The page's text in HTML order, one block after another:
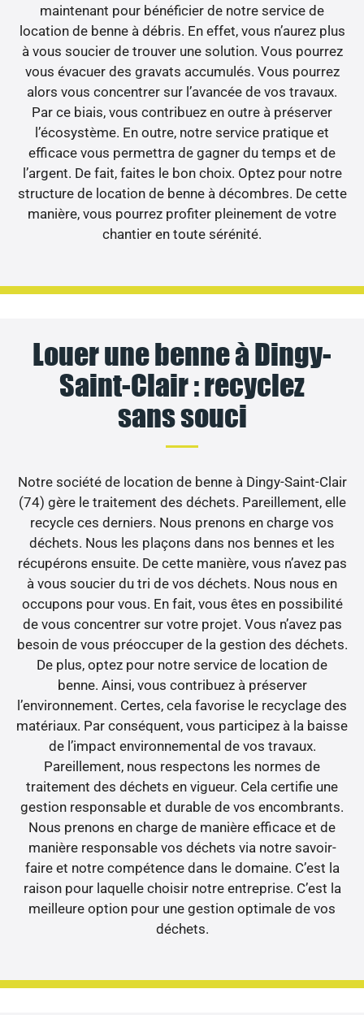
maintenant pour bénéficier de notre service de
location de benne à débris. En effet, vous n’aurez plus
à vous soucier de trouver une solution. Vous pourrez
vous évacuer des gravats accumulés. Vous pourrez
alors vous concentrer sur l’avancée de vos travaux.
Par ce biais, vous contribuez en outre à préserver
l’écosystème. En outre, notre service pratique et
efficace vous permettra de gagner du temps et de
l’argent. De fait, faites le bon choix. Optez pour notre
structure de location de benne à décombres. De cette
manière, vous pourrez profiter pleinement de votre
chantier en toute sérénité.
Louer une benne à Dingy-
Saint-Clair : recyclez
sans souci
Notre société de location de benne à Dingy-Saint-Clair
(74) gère le traitement des déchets. Pareillement, elle
recycle ces derniers. Nous prenons en charge vos
déchets. Nous les plaçons dans nos bennes et les
récupérons ensuite. De cette manière, vous n’avez pas
à vous soucier du tri de vos déchets. Nous nous en
occupons pour vous. En fait, vous êtes en possibilité
de vous concentrer sur votre projet. Vous n’avez pas
besoin de vous préoccuper de la gestion des déchets.
De plus, optez pour notre service de location de
benne. Ainsi, vous contribuez à préserver
l’environnement. Certes, cela favorise le recyclage des
matériaux. Par conséquent, vous participez à la baisse
de l’impact environnemental de vos travaux.
Pareillement, nous respectons les normes de
traitement des déchets en vigueur. Cela certifie une
gestion responsable et durable de vos encombrants.
Nous prenons en charge de manière efficace et de
manière responsable vos déchets via notre savoir-
faire et notre compétence dans le domaine. C’est la
raison pour laquelle choisir notre entreprise. C’est la
meilleure option pour une gestion optimale de vos
déchets.